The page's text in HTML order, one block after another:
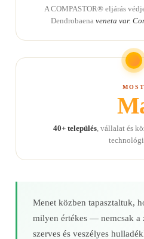
A COMPASTOR® eljárás
Dendrobaena veneta var.
MOST
40+ település, vállalat és
Menet közben tapasztaltuk,
milyen értékes — nemcsak a
szerves és veszélyes